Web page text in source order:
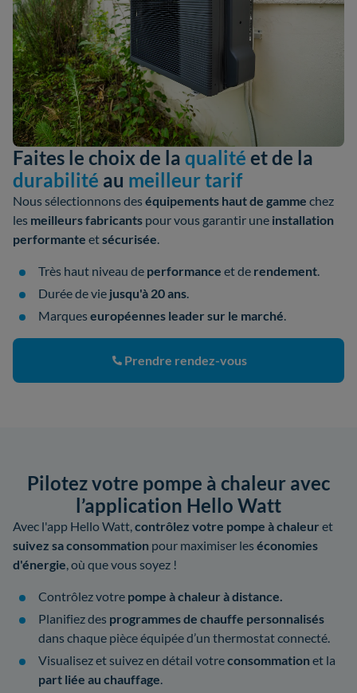
Faites le choix de la qualité et de la
durabilité au meilleur tarif
Nous sélectionnons deséquipements haut de gamme chez
les meilleurs fabricants pour vous garantir une installation
performante etsécurisée.
Très haut niveau de performance et de rendement.
Durée de vie jusqu'à 20 ans.
Marqueseuropéennes leader sur le marché.
Prendre rendez-vous
Pilotez votre pompe à chaleur avec
l’application Hello Watt
Avec l'app Hello Watt,contrôlez votre pompe à chaleur et
suivez sa consommation pour maximiser les économies
d'énergie, où que vous soyez !
Contrôlez votre pompe à chaleur à distance.
Planifiez des programmes de chauffe personnalisés
dans chaque pièce équipée d’un thermostat connecté.
Visualisez et suivez en détail votreconsommation et la
part liée au chauffage.